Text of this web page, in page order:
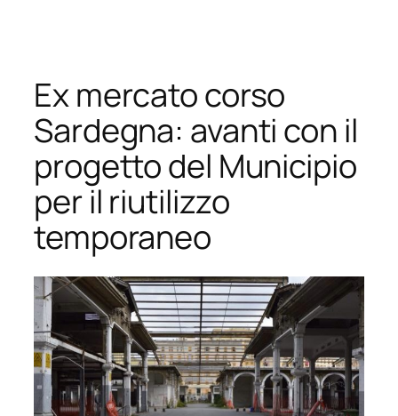
contenuto
Ex mercato corso
Sardegna: avanti con il
progetto del Municipio
per il riutilizzo
temporaneo